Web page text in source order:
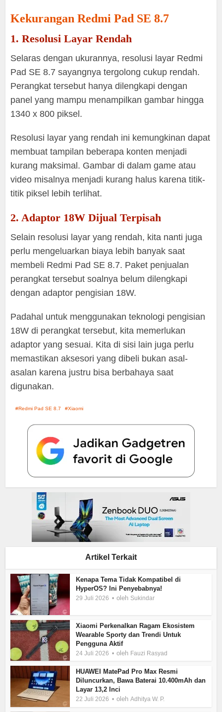
Kekurangan Redmi Pad SE 8.7
1. Resolusi Layar Rendah
Selaras dengan ukurannya, resolusi layar Redmi
Pad SE 8.7 sayangnya tergolong cukup rendah.
Perangkat tersebut hanya dilengkapi dengan
panel yang mampu menampilkan gambar hingga
1340 x 800 piksel.
Resolusi layar yang rendah ini kemungkinan dapat
membuat tampilan beberapa konten menjadi
kurang maksimal. Gambar di dalam game atau
video misalnya menjadi kurang halus karena titik-
titik piksel lebih terlihat.
2. Adaptor 18W Dijual Terpisah
Selain resolusi layar yang rendah, kita nanti juga
perlu mengeluarkan biaya lebih banyak saat
membeli Redmi Pad SE 8.7. Paket penjualan
perangkat tersebut soalnya belum dilengkapi
dengan adaptor pengisian 18W.
Padahal untuk menggunakan teknologi pengisian
18W di perangkat tersebut, kita memerlukan
adaptor yang sesuai. Kita di sisi lain juga perlu
memastikan aksesori yang dibeli bukan asal-
asalan karena justru bisa berbahaya saat
digunakan.
Redmi Pad SE 8.7 Xiaomi
Artikel Terkait
Kenapa Tema Tidak Kompatibel di
HyperOS? Ini Penyebabnya!
29 Juli 2026 oleh Sukindar
Xiaomi Perkenalkan Ragam Ekosistem
Wearable Sporty dan Trendi Untuk
Pengguna Aktif
24 Juli 2026 oleh Fauzi Rasyad
HUAWEI MatePad Pro Max Resmi
Diluncurkan, Bawa Baterai 10.400mAh dan
Layar 13,2 Inci
22 Juli 2026 olehAdhitya W. P.